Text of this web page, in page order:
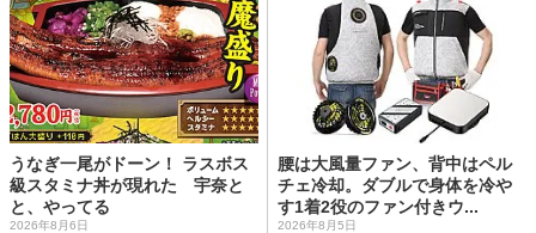
うなぎ一尾がドーン！ ラスボス
級スタミナ丼が現れた 宇奈と
と、やってる
2026年8月6日
腰は大風量ファン、背中はペル
チェ冷却。ダブルで身体を冷や
す1着2役のファン付きウ...
2026年8月5日